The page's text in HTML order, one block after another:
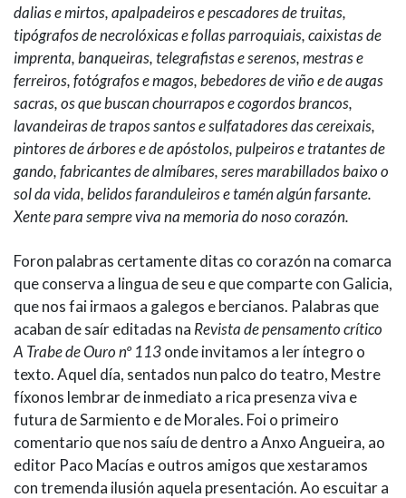
dalias e mirtos, apalpadeiros e pescadores de truitas,
tipógrafos de necrolóxicas e follas parroquiais, caixistas de
imprenta, banqueiras, telegrafistas e serenos, mestras e
ferreiros, fotógrafos e magos, bebedores de viño e de augas
sacras, os que buscan chourrapos e cogordos brancos,
lavandeiras de trapos santos e sulfatadores das cereixais,
pintores de árbores e de apóstolos, pulpeiros e tratantes de
gando, fabricantes de almíbares, seres marabillados baixo o
sol da vida, belidos faranduleiros e tamén algún farsante.
Xente para sempre viva na memoria do noso corazón.
Foron palabras certamente ditas co corazón na comarca
que conserva a lingua de seu e que comparte con Galicia,
que nos fai irmaos a galegos e bercianos. Palabras que
acaban de saír editadas na Revista de pensamento crítico
A Trabe de Ouro nº 113onde invitamos a ler íntegro o
texto. Aquel día, sentados nun palco do teatro, Mestre
fíxonos lembrar de inmediato a rica presenza viva e
futura de Sarmiento e de Morales. Foi o primeiro
comentario que nos saíu de dentro a Anxo Angueira, ao
editor Paco Macías e outros amigos que xestaramos
con tremenda ilusión aquela presentación. Ao escuitar a